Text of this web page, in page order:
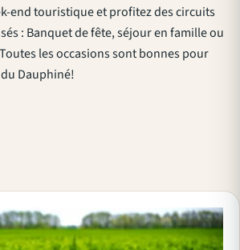
end touristique et profitez des circuits
: Banquet de fête, séjour en famille ou
les occasions sont bonnes pour
Dauphiné!